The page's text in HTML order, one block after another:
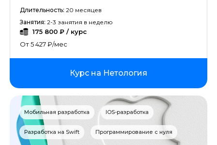
Аналитика на Power BI
Google Ads
Продюсирование
Разработка на C++
Аналитика на Python
Яндекс.Директ
Длительность: 20 месяцев
Занятия: 2-3 занятия в неделю
175 800 ₽ / курс
От 5 427 ₽/мес
Курс на Нетология
Мобильная разработка IOS-разработка
Разработка на Swift Программирование с нуля